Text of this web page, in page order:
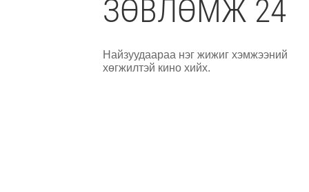
ЗӨВЛӨМЖ 24
Найзуудаараа нэг жижиг хэмжээний
хөгжилтэй кино хийх.